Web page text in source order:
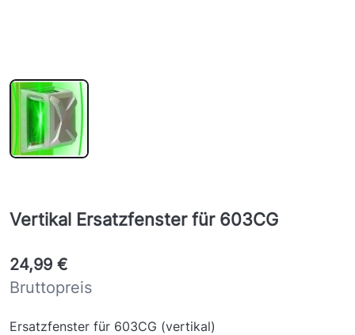
Vertikal Ersatzfenster für 603CG
24,99 €
Bruttopreis
Ersatzfenster für 603CG (vertikal)